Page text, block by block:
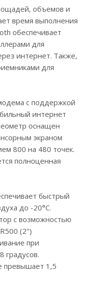
объемов и
время выполнения
обеспечивает
для
интернет. Также,
для
с поддержкой
интернет
оснащен
экраном
800 на 480 точек.
полноценная
быстрый
до -20°С.
с возможностью
(2")
при
градусов.
превышает 1,5